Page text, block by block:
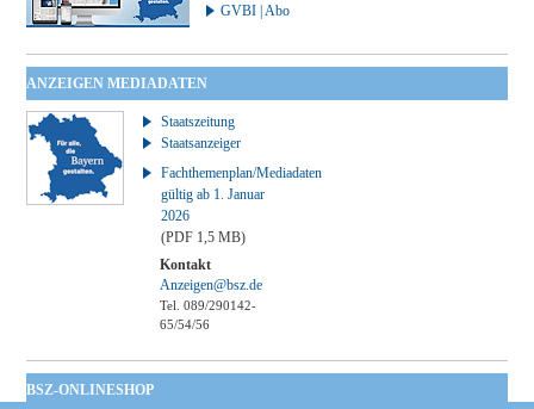
GVBI | Abo
ANZEIGEN MEDIADATEN
Staatszeitung
Staatsanzeiger
Fachthemenplan/Mediadaten
gültig ab 1. Januar
2026
(PDF 1,5 MB)
Kontakt
Anzeigen@bsz.de
Tel. 089/290142-
65/54/56
BSZ-ONLINESHOP